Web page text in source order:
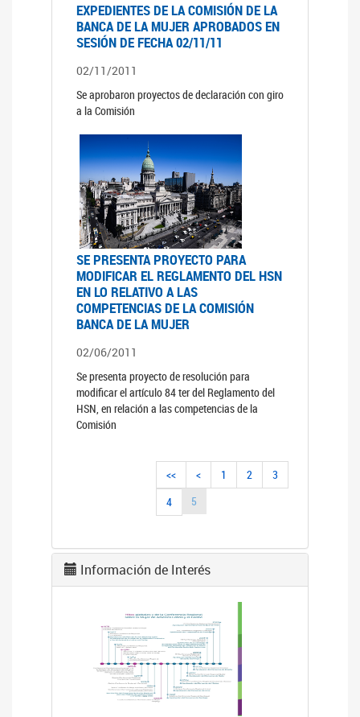
EXPEDIENTES DE LA COMISIÓN DE LA
BANCA DE LA MUJER APROBADOS EN
SESIÓN DE FECHA 02/11/11
02/11/2011
Se aprobaron proyectos de declaración con giro
a la Comisión
SE PRESENTA PROYECTO PARA
MODIFICAR EL REGLAMENTO DEL HSN
EN LO RELATIVO A LAS
COMPETENCIAS DE LA COMISIÓN
BANCA DE LA MUJER
02/06/2011
Se presenta proyecto de resolución para
modificar el artículo 84 ter del Reglamento del
HSN, en relación a las competencias de la
Comisión
<< < 1 2
3
4
5
Información de Interés